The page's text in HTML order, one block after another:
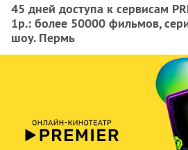
45 дней доступа к сервисам
1р.: более 50000 фильмов,
шоу. Пермь